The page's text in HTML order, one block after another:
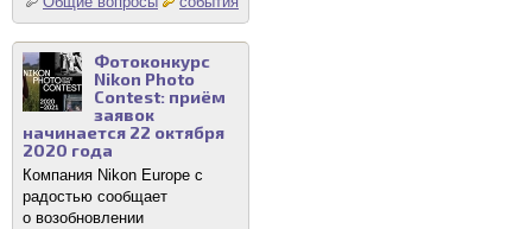
Фотоконкурс
Nikon Photo
Contest: приём
заявок
начинается 22 октября
2020 года
Компания Nikon Europe с
радостью сообщает
о возобновлении